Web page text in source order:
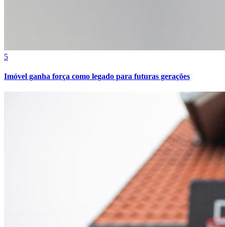
5
Imóvel ganha força como legado para futuras gerações